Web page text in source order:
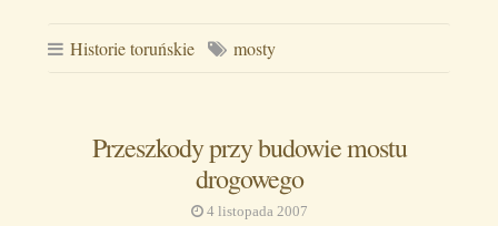
Historie toruńskie mosty
Przeszkody przy budowie mostu
drogowego
4 listopada 2007